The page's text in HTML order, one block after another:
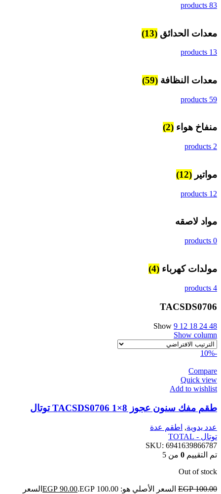
83 products
معدات الحدائق (13)
13 products
معدات النظافة (59)
59 products
منفاخ هواء (2)
2 products
مواتير (12)
12 products
مواد لاصقه
0 products
مولدات كهرباء (4)
4 products
TACSDS0706
Show 9 12 18 24 48
Show column
-10%
Compare
Quick view
Add to wishlist
طقم مفك سنون عجوز 8×1 TACSDS0706 توتال
عدد يدوية, اطقم عدة
توتال - TOTAL
SKU: 6941639866787
تم التقييم 0 من 5
Out of stock
EGP100.00 السعر الأصلي هو: EGP 100.00. EGP 90.00
السعر